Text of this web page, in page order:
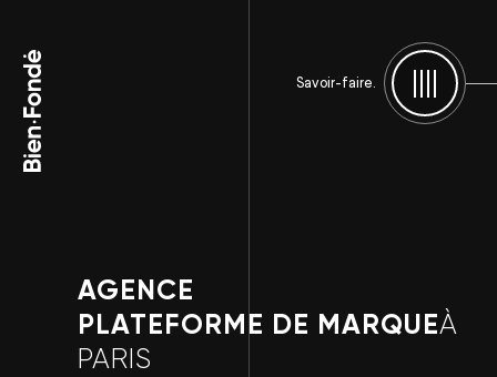
Menu
AGENCE
PLATEFORME DE MARQUEÀ
PARIS
Savoir-faire.